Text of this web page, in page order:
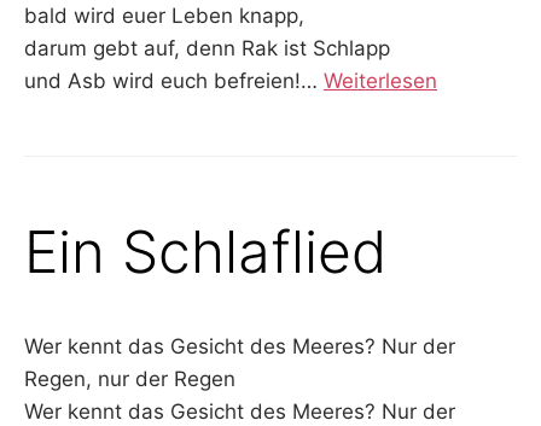
bald wird euer Leben knapp,
darum gebt auf, denn Rak ist Schlapp
und Asb wird euch befreien!… Weiterlesen
Ein Schlaflied
Wer kennt das Gesicht des Meeres? Nur der
Regen, nur der Regen
Wer kennt das Gesicht des Meeres? Nur der